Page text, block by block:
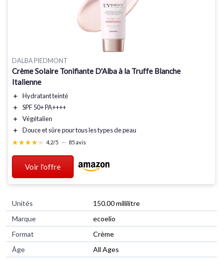
DALBA PIEDMONT
Crème Solaire Tonifiante D'Alba à la Truffe Blanche
Italienne
＋ Hydratantteinté
＋
SPF 50+PA++++
＋
Végétalien
＋
Douce et sûrepour tous les types de peau
★★★★★
★★★★★ 4,2/5 — 85 avis
Voir l'offre
Unités
‎150.00 millilitre
Marque
‎ecoelio
Format
‎Crème
Âge
‎All Ages